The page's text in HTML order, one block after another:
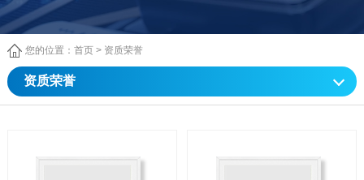
您的位置： 首页> 资质荣誉
资质荣誉